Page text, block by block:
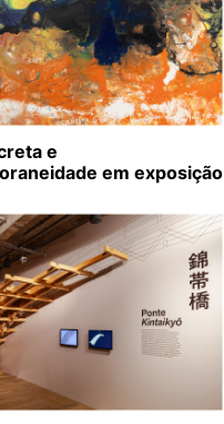
e
em exposição